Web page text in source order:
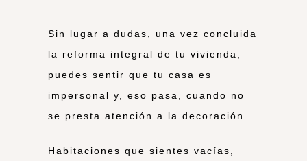
Sin lugar a dudas, una vez concluida
la reforma integral de tu vivienda,
puedes sentir que tu casa es
impersonal y, eso pasa, cuando no
se presta atención a la decoración.
Habitaciones que sientes vacías,